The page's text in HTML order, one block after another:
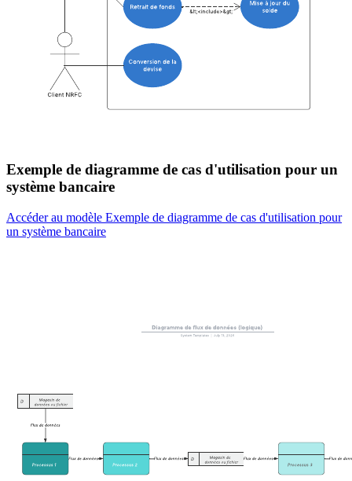
Exemple de diagramme de cas d'utilisation pour un
système bancaire
Accéder au modèle Exemple de diagramme de cas d'utilisation pour
un système bancaire